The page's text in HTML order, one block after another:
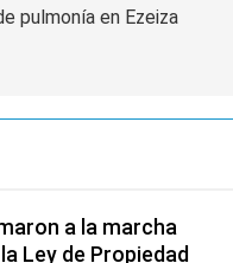
pulmonía en Ezeiza
a la marcha
Ley de Propiedad